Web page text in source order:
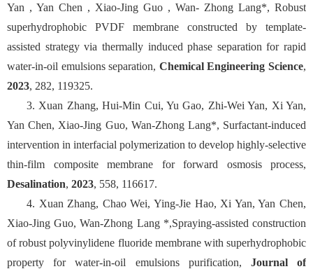
Yan , Yan Chen , Xiao-Jing Guo , Wan- Zhong Lang*, Robust
superhydrophobic PVDF membrane constructed by template-
assisted strategy via thermally induced phase separation for rapid
water-in-oil emulsions separation, Chemical Engineering Science,
2023, 282, 119325.
3. Xuan Zhang, Hui-Min Cui, Yu Gao, Zhi-Wei Yan, Xi Yan,
Yan Chen, Xiao-Jing Guo, Wan-Zhong Lang*, Surfactant-induced
intervention in interfacial polymerization to develop highly-selective
thin-film composite membrane for forward osmosis process,
Desalination, 2023, 558, 116617.
4. Xuan Zhang, Chao Wei, Ying-Jie Hao, Xi Yan, Yan Chen,
Xiao-Jing Guo, Wan-Zhong Lang *,Spraying-assisted construction
of robust polyvinylidene fluoride membrane with superhydrophobic
property for water-in-oil emulsions purification, Journal of